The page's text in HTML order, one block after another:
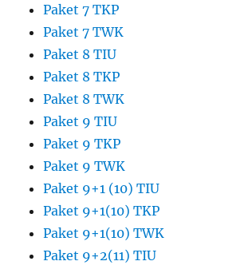
Paket 7 TKP
Paket 7 TWK
Paket 8 TIU
Paket 8 TKP
Paket 8 TWK
Paket 9 TIU
Paket 9 TKP
Paket 9 TWK
Paket 9+1 (10) TIU
Paket 9+1(10) TKP
Paket 9+1(10) TWK
Paket 9+2(11) TIU